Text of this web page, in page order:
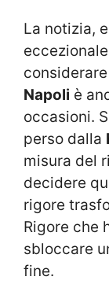
La notizia,
Napoli è
occasioni.
perso dalla
misura del
decidere
rigore
Rigore che
sbloccare
fine.